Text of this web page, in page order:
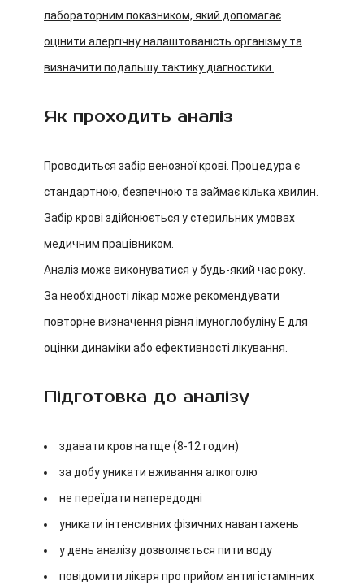
лабораторним показником, який допомагає
оцінити алергічну налаштованість організму та
визначити подальшу тактику діагностики.
Як проходить аналіз
Проводиться забір венозної крові. Процедура є
стандартною, безпечною та займає кілька хвилин.
Забір крові здійснюється у стерильних умовах
медичним працівником.
Аналіз може виконуватися у будь-який час року.
За необхідності лікар може рекомендувати
повторне визначення рівня імуноглобуліну E для
оцінки динаміки або ефективності лікування.
Підготовка до аналізу
здавати кров натще (8-12 годин)
за добу уникати вживання алкоголю
не переїдати напередодні
уникати інтенсивних фізичних навантажень
у день аналізу дозволяється пити воду
повідомити лікаря про прийом антигістамінних